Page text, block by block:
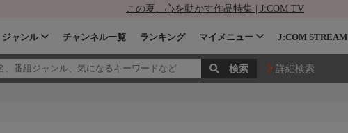
この夏、心を動かす作品特集 | J:COM TV
ジャンル チャンネル一覧 ランキング マイメニュー J:COM STREAM
詳細検索